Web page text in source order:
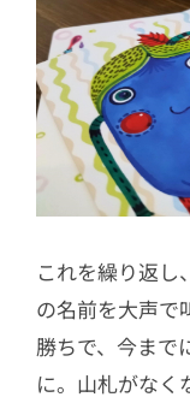
これを繰り返し
の名前を大声で
勝ちで、今まで
に。山札がなく